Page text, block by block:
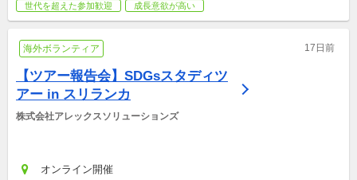
世代を超えた参加歓迎
成長意欲が高い
海外ボランティア 17日前
【ツアー報告会】SDGsスタディツ
アー in スリランカ
株式会社アレックスソリューションズ
オンライン開催